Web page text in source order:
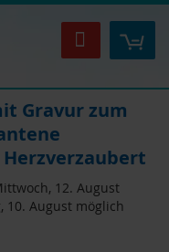
Suche
Gravur zum
12. August
10. August möglich